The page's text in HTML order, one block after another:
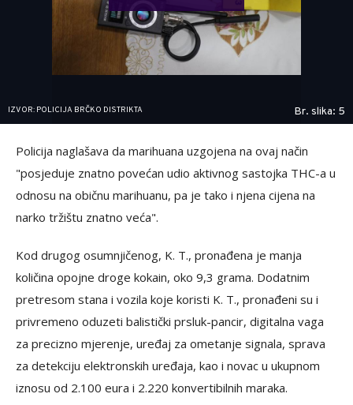
IZVOR: POLICIJA BRČKO DISTRIKTA Br. slika: 5
Policija naglašava da marihuana uzgojena na ovaj način
"posjeduje znatno povećan udio aktivnog sastojka THC-a u
odnosu na običnu marihuanu, pa je tako i njena cijena na
narko tržištu znatno veća".
Kod drugog osumnjičenog, K. T., pronađena je manja
količina opojne droge kokain, oko 9,3 grama. Dodatnim
pretresom stana i vozila koje koristi K. T., pronađeni su i
privremeno oduzeti balistički prsluk-pancir, digitalna vaga
za precizno mjerenje, uređaj za ometanje signala, sprava
za detekciju elektronskih uređaja, kao i novac u ukupnom
iznosu od 2.100 eura i 2.220 konvertibilnih maraka.